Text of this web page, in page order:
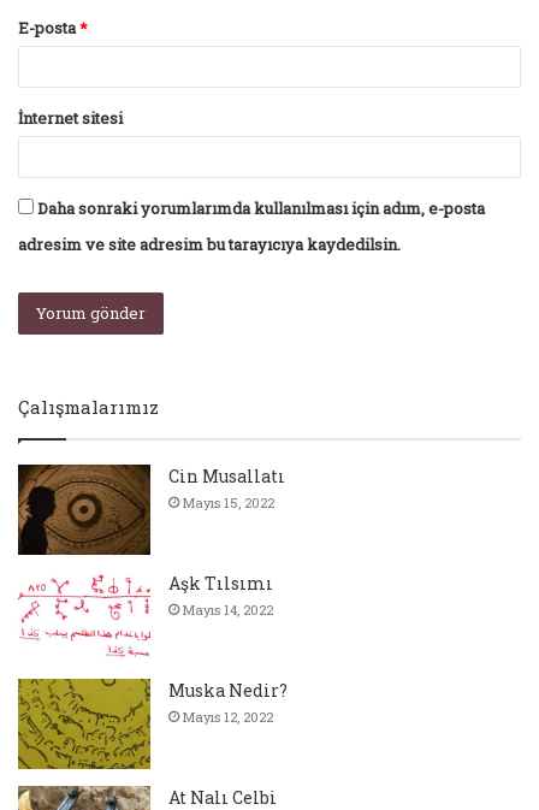
E-posta*
İnternet sitesi
Daha sonraki yorumlarımda kullanılması için adım, e-posta
adresim ve site adresim bu tarayıcıya kaydedilsin.
Çalışmalarımız
Cin Musallatı
Mayıs 15, 2022
Aşk Tılsımı
Mayıs 14, 2022
Muska Nedir?
Mayıs 12, 2022
At Nalı Celbi